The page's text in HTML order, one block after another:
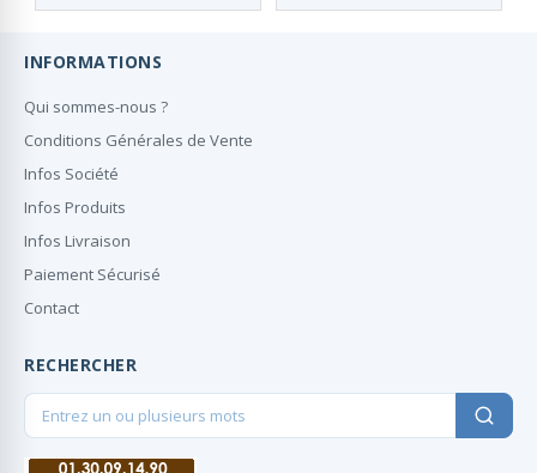
INFORMATIONS
Qui sommes-nous ?
Conditions Générales de Vente
Infos Société
Infos Produits
Infos Livraison
Paiement Sécurisé
Contact
RECHERCHER